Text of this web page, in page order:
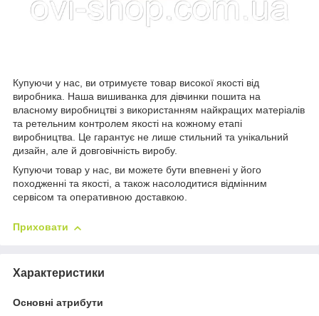
Купуючи у нас, ви отримуєте товар високої якості від
виробника. Наша вишиванка для дівчинки пошита на
власному виробництві з використанням найкращих матеріалів
та ретельним контролем якості на кожному етапі
виробництва. Це гарантує не лише стильний та унікальний
дизайн, але й довговічність виробу.
Купуючи товар у нас, ви можете бути впевнені у його
походженні та якості, а також насолодитися відмінним
сервісом та оперативною доставкою.
Приховати
Характеристики
Основні атрибути